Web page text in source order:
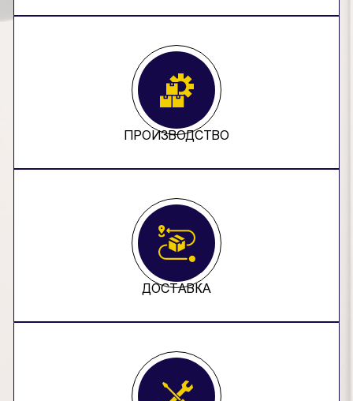
ПРОИЗВОДСТВО
ДОСТАВКА